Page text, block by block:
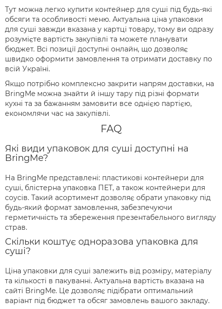
Тут можна легко купити контейнер для суші під будь-які
обсяги та особливості меню. Актуальна ціна упаковки
для суші завжди вказана у картці товару, тому ви одразу
розумієте вартість закупівлі та можете планувати
бюджет. Всі позиції доступні онлайн, що дозволяє
швидко оформити замовлення та отримати доставку по
всій Україні.
Якщо потрібно комплексно закрити напрям доставки, на
BringMe можна знайти й іншу тару під різні формати
кухні та за бажанням замовити все однією партією,
економлячи час на закупівлі.
FAQ
Які види упаковок для суші доступні на
BringMe?
На BringMe представлені: пластикові контейнери для
суші, блістерна упаковка ПЕТ, а також контейнери для
соусів. Такий асортимент дозволяє обрати упаковку під
будь-який формат замовлення, забезпечуючи
герметичність та збереження презентабельного вигляду
страв.
Скільки коштує одноразова упаковка для
суші?
Ціна упаковки для суші залежить від розміру, матеріалу
та кількості в пакуванні. Актуальна вартість вказана на
сайті BringMe. Це дозволяє підібрати оптимальний
варіант під бюджет та обсяг замовлень вашого закладу.